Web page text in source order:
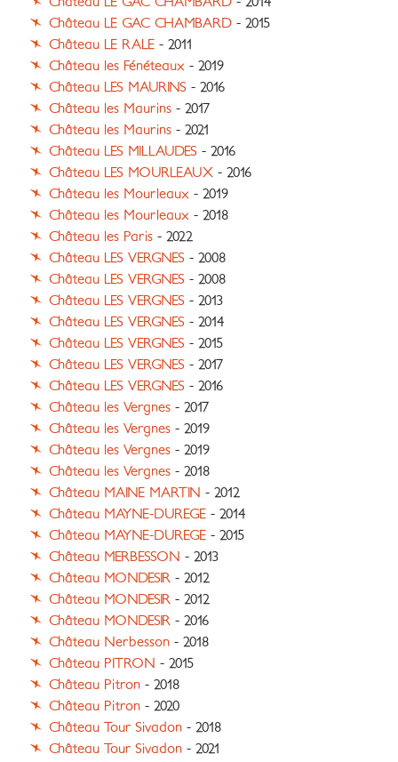
Château LE GAC CHAMBARD - 2015
Château LE RALE - 2011
Château les Fénéteaux - 2019
Château LES MAURINS - 2016
Château les Maurins - 2017
Château les Maurins - 2021
Château LES MILLAUDES - 2016
Château LES MOURLEAUX - 2016
Château les Mourleaux - 2019
Château les Mourleaux - 2018
Château les Paris - 2022
Château LES VERGNES - 2008
Château LES VERGNES - 2008
Château LES VERGNES - 2013
Château LES VERGNES - 2014
Château LES VERGNES - 2015
Château LES VERGNES - 2017
Château LES VERGNES - 2016
Château les Vergnes - 2017
Château les Vergnes - 2019
Château les Vergnes - 2019
Château les Vergnes - 2018
Château MAINE MARTIN - 2012
Château MAYNE-DUREGE - 2014
Château MAYNE-DUREGE - 2015
Château MERBESSON - 2013
Château MONDESIR - 2012
Château MONDESIR - 2012
Château MONDESIR - 2016
Château Nerbesson - 2018
Château PITRON - 2015
Château Pitron - 2018
Château Pitron - 2020
Château Tour Sivadon - 2018
Château Tour Sivadon - 2021